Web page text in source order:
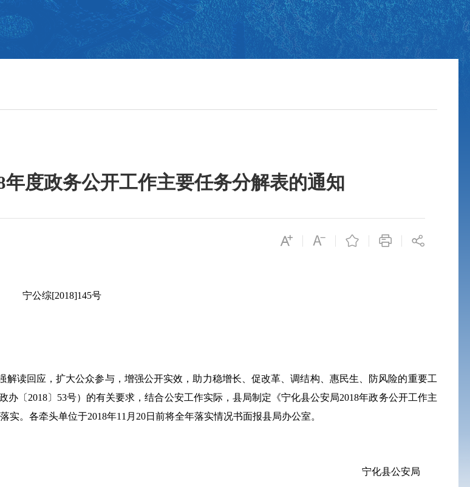
度政务公开工作主要任务分解表的通知
宁公综[2018]145号
读回应，扩大公众参与，增强公开实效，助力稳增长、促改革、调结构、惠民生、防风险的重要工
办〔 2018〕 53号）的有关要求，结合公安工作实际，县局制定《宁化县公安局2018年政务公开工作主
实。各牵头单位于2018年11 月 20日前将全年落实情况书面报县局办公室。
宁化县公安局